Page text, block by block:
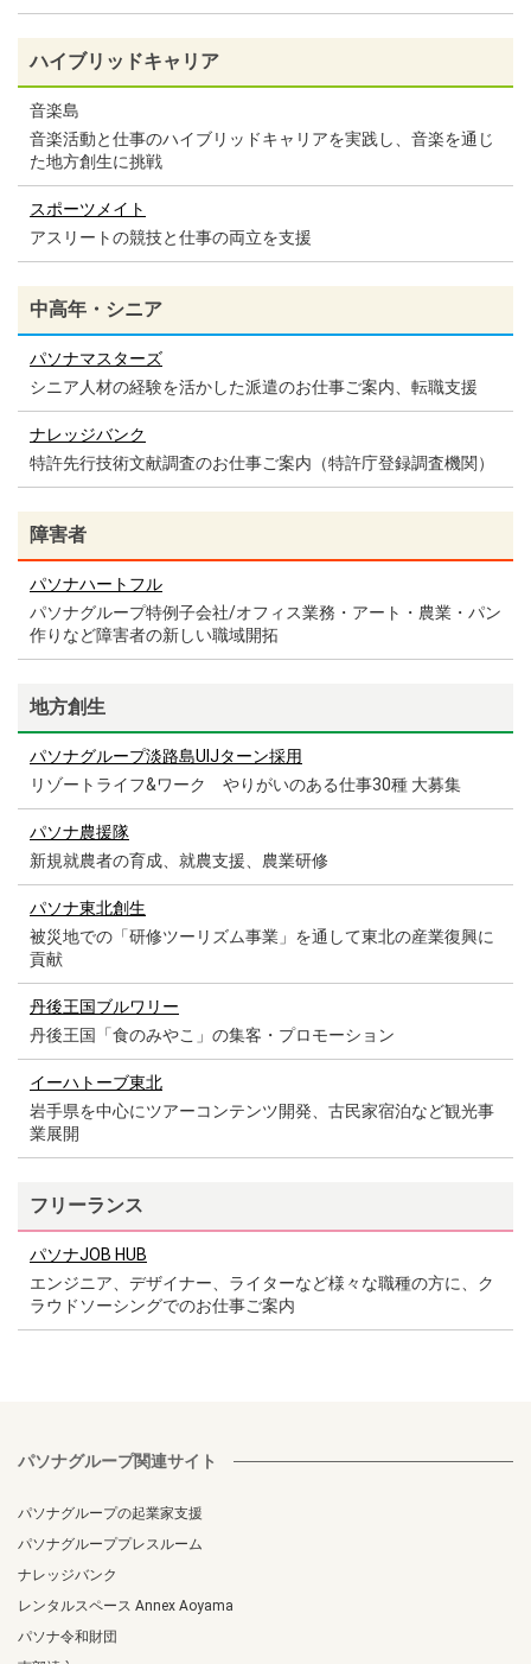
ハイブリッドキャリア
音楽島
音楽活動と仕事のハイブリッドキャリアを実践し、音楽を通じ
た地方創生に挑戦
スポーツメイト
アスリートの競技と仕事の両立を支援
中高年・シニア
パソナマスターズ
シニア人材の経験を活かした派遣のお仕事ご案内、転職支援
ナレッジバンク
特許先行技術文献調査のお仕事ご案内（特許庁登録調査機関）
障害者
パソナハートフル
パソナグループ特例子会社/オフィス業務・アート・農業・パン
作りなど障害者の新しい職域開拓
地方創生
パソナグループ淡路島UIJターン採用
リゾートライフ&ワーク やりがいのある仕事30種 大募集
パソナ農援隊
新規就農者の育成、就農支援、農業研修
パソナ東北創生
被災地での「研修ツーリズム事業」を通して東北の産業復興に
貢献
丹後王国ブルワリー
丹後王国「食のみやこ」の集客・プロモーション
イーハトーブ東北
岩手県を中心にツアーコンテンツ開発、古民家宿泊など観光事
業展開
フリーランス
パソナJOB HUB
エンジニア、デザイナー、ライターなど様々な職種の方に、ク
ラウドソーシングでのお仕事ご案内
パソナグループ関連サイト
パソナグループの起業家支援
パソナグループプレスルーム
ナレッジバンク
レンタルスペース Annex Aoyama
パソナ令和財団